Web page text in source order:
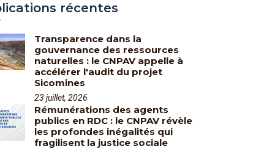
récentes
Transparence dans la
gouvernance des ressources
naturelles : le CNPAV appelle à
accélérer l'audit du projet
Sicomines
23 juillet, 2026
Rémunérations des agents
publics en RDC : le CNPAV révèle
les profondes inégalités qui
fragilisent la justice sociale